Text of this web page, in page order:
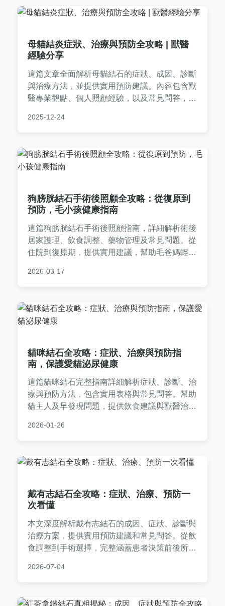
母貓結炎症狀、治療與預防全攻略 | 獸醫
經驗分享
這篇文章全面解析母貓結石的症狀、成因、診斷
與治療方法，並提供實用預防建議。內容包含獸
醫專業觀點、個人照顧經驗，以及常見問答，幫
關心母貓泌尿健康的飼主閱讀。
2025-12-24
狗膀胱結石手術後照顧全攻略：從復原到
預防，毛小孩健康指南
這篇狗膀胱結石手術後照顧指南，詳細解析術後
居家護理、飲食調整、藥物管理及常見問題。從
住院到復原期，提供實用建議，幫助毛爸媽輕鬆
運動限制、復診須知等關鍵點，並分享個人經
2026-03-17
貓咪結石全攻略：症狀、治療與預防指
南，保護愛貓泌尿健康
這篇貓咪結石完整指南詳細解析症狀、診斷、治
療與預防方法，包含實用表格與常見問答。幫助
貓主人及早發現問題，提供飲食建議與獸醫治療
系統困擾。
2026-01-26
戴有志結石全攻略：症狀、治療、預防一
次看懂
本文深度解析戴有志結石的成因、症狀、診斷與
治療方案，提供實用預防建議和常見問答。從飲
食調整到手術選擇，完整涵蓋患者決策前後所需
2026-07-04